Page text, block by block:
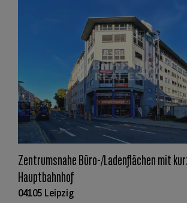
Zentrumsnahe Büro-/Ladenflächen mit
Hauptbahnhof
04105 Leipzig